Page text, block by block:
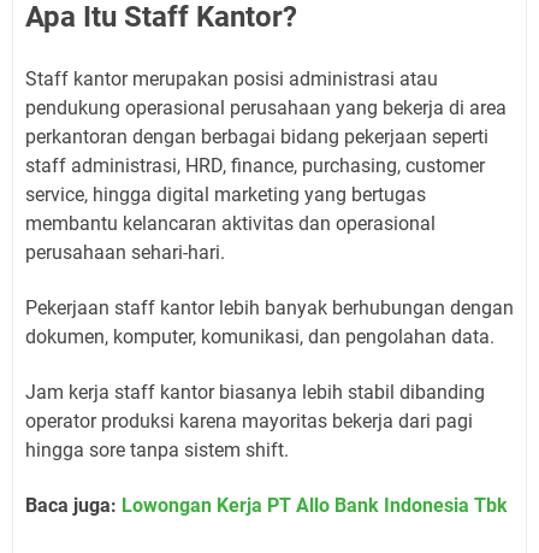
Apa Itu Staff Kantor?
Staff kantor merupakan posisi administrasi atau
pendukung operasional perusahaan yang bekerja di area
perkantoran dengan berbagai bidang pekerjaan seperti
staff administrasi, HRD, finance, purchasing, customer
service, hingga digital marketing yang bertugas
membantu kelancaran aktivitas dan operasional
perusahaan sehari-hari.
Pekerjaan staff kantor lebih banyak berhubungan dengan
dokumen, komputer, komunikasi, dan pengolahan data.
Jam kerja staff kantor biasanya lebih stabil dibanding
operator produksi karena mayoritas bekerja dari pagi
hingga sore tanpa sistem shift.
Baca juga: Lowongan Kerja PT Allo Bank Indonesia Tbk